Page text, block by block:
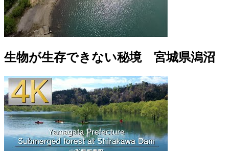
生物が生存できない秘境 宮城県潟沼